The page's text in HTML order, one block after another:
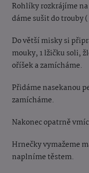
Rohlíky rozkrájíme
dáme sušit do trouby
Do větší misky si
mouky, 1 lžičku soli,
oříšek a zamícháme.
Přidáme nasekanou
zamícháme.
Nakonec opatrně
Hrnečky vymažeme
naplníme těstem.